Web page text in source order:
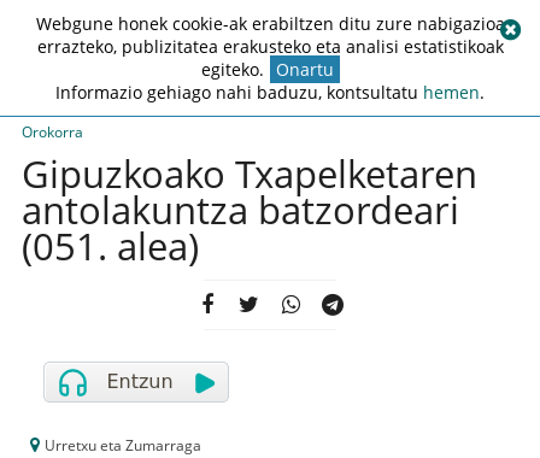
Orokorra
Gipuzkoako Txapelketaren
antolakuntza batzordeari
(051. alea)
Urretxu eta Zumarraga
Webgune honek cookie-ak erabiltzen ditu zure nabigazioa
errazteko, publizitatea erakusteko eta analisi estatistikoak
egiteko. Onartu
Informazio gehiago nahi baduzu, kontsultatu hemen.